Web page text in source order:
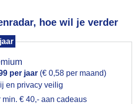
hoe wil je verder
per jaar (€ 0,58 per maand)
en privacy veilig
min. € 40,- aan cadeaus
de Loosdrechtse Plassen
gebruiken voor het
geen akkoord op hebt gegeven,